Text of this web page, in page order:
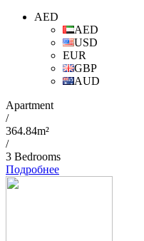
AED
AED
USD
EUR
GBP
AUD
Apartment
/
364.84m²
/
3 Bedrooms
Подробнее